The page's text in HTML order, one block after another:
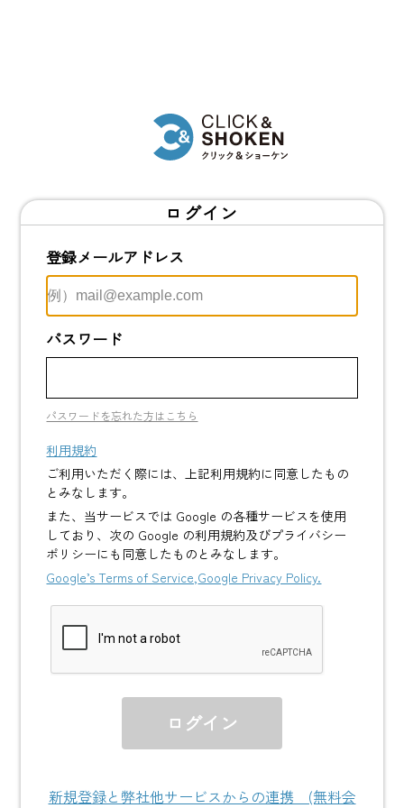
ログイン
登録メールアドレス
パスワード
パスワードを忘れた方はこちら
利用規約
ご利用いただく際には、上記利用規約に同意したもの
とみなします。
また、当サービスでは Google の各種サービスを使用
しており、次の Google の利用規約及びプライバシー
ポリシーにも同意したものとみなします。
Google’s Terms of Service, Google Privacy Policy.
新規登録と弊社他サービスからの連携 (無料会